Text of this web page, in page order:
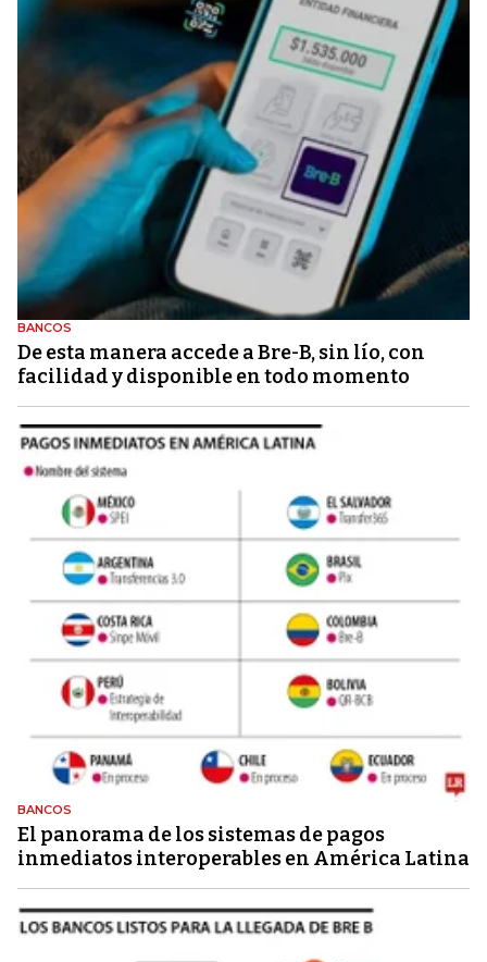
BANCOS
De esta manera accede a Bre-B, sin lío, con
facilidad y disponible en todo momento
BANCOS
El panorama de los sistemas de pagos
inmediatos interoperables en América Latina